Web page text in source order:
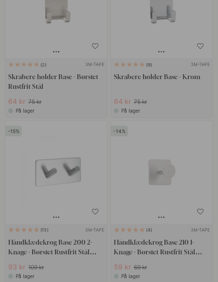
2 3M-TAPE
Skrabere holder Base - Børstet
Rustfrit Stål
64 kr 75 kr
På lager
9 3M-TAPE
Skrabere holder Base - Krom
64 kr 75 kr
På lager
15
13 3M-TAPE
Håndklædekrog Base 200 2-
Knage - Børstet Rustfrit Stål
93 kr 109 kr
På lager
14
4 3M-TAPE
Håndklædekrog Base 210 1-
Knage - Børstet Rustfrit Stål
59 kr 69 kr
På lager